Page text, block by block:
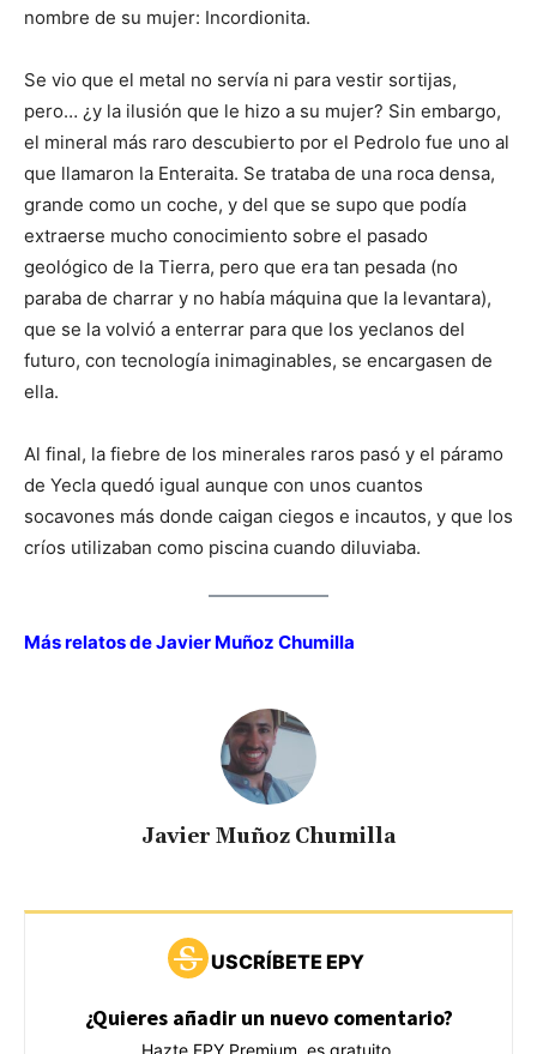
nombre de su mujer: Incordionita.
Se vio que el metal no servía ni para vestir sortijas,
pero… ¿y la ilusión que le hizo a su mujer? Sin embargo,
el mineral más raro descubierto por el Pedrolo fue uno al
que llamaron la Enteraita. Se trataba de una roca densa,
grande como un coche, y del que se supo que podía
extraerse mucho conocimiento sobre el pasado
geológico de la Tierra, pero que era tan pesada (no
paraba de charrar y no había máquina que la levantara),
que se la volvió a enterrar para que los yeclanos del
futuro, con tecnología inimaginables, se encargasen de
ella.
Al final, la fiebre de los minerales raros pasó y el páramo
de Yecla quedó igual aunque con unos cuantos
socavones más donde caigan ciegos e incautos, y que los
críos utilizaban como piscina cuando diluviaba.
Más relatos de Javier Muñoz Chumilla
Javier Muñoz Chumilla
USCRÍBETE EPY
¿Quieres añadir un nuevo comentario?
Hazte EPY Premium, es gratuito.